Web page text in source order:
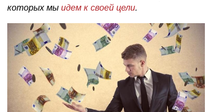
которых мы идем к своей цели.